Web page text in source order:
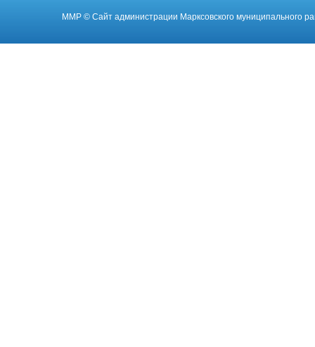
ММР © Cайт администрации Марксовского муниципального